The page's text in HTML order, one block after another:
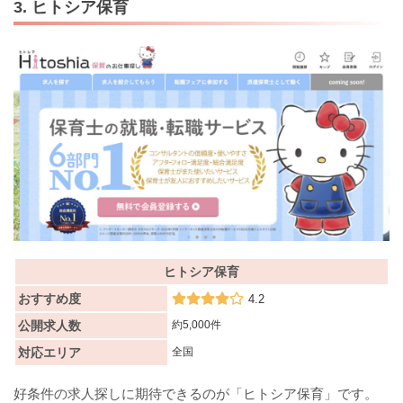
3. ヒトシア保育
ヒトシア保育
おすすめ度
4.2
公開求人数 約5,000件
対応エリア 全国
好条件の求人探しに期待できるのが「ヒトシア保育」です。